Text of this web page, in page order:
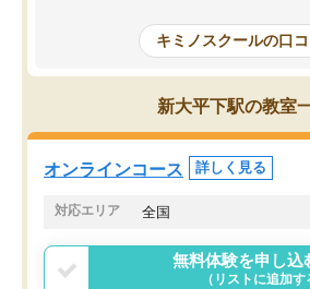
はなくなりました。
講師の方との距離も近く、親身なコー
チングのおかげで、停滞期もモチベー
ションを維持できました。「やらされ
る勉強」から「目標のための勉強」へ
意識が変わったことが、目標校への合
キミノスクールの口
新大平下駅の教室
オンラインコース 詳しく見る
対応エリア 全国
無料体験を申し込
（リストに追加す